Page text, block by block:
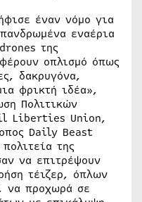
έναν νόμο για
εναέρια
της
οπλισμό όπως
δακρυγόνα,
φρικτή ιδέα»,
Πολιτικών
Liberties Union,
Daily Beast
της
να επιτρέψουν
τέιζερ, όπλων
να προχωρά σε